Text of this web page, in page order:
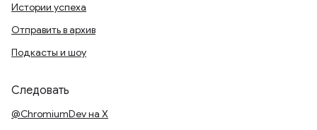
Истории успеха
Отправить в архив
Подкасты и шоу
Следовать
@ChromiumDev на X